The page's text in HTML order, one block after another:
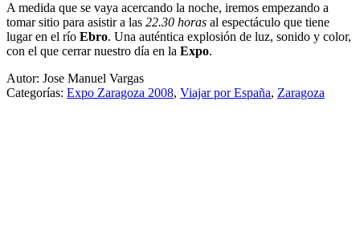
A medida que se vaya acercando la noche, iremos empezando a
tomar sitio para asistir a las 22.30 horas al espectáculo que tiene
lugar en el río Ebro. Una auténtica explosión de luz, sonido y color,
con el que cerrar nuestro día en la Expo.
Autor: Jose Manuel Vargas
Categorías: Expo Zaragoza 2008, Viajar por España, Zaragoza